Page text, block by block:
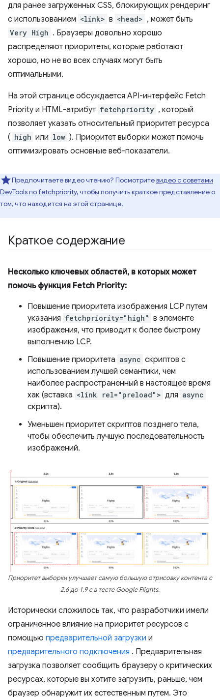
для ранее загруженных CSS, блокирующих рендеринг
с использованием <link> в <head> , может быть
Very High . Браузеры довольно хорошо
распределяют приоритеты, которые работают
хорошо, но не во всех случаях могут быть
оптимальными.
На этой странице обсуждается API-интерфейс Fetch
Priority и HTML-атрибут fetchpriority , который
позволяет указать относительный приоритет ресурса
( high или low ). Приоритет выборки может помочь
оптимизировать основные веб-показатели.
Предпочитаете видео чтению? Посмотритевидео с советами
DevTools по fetchpriority,чтобы получить краткое представление о
том, что находится на этой странице.
Краткое содержание
Несколько ключевых областей, в которых может
помочь функция Fetch Priority:
Повышение приоритета изображения LCP путем
указания fetchpriority="high" в элементе
изображения, что приводит к более быстрому
выполнению LCP.
Повышение приоритета async скриптов с
использованием лучшей семантики, чем
наиболее распространенный в настоящее время
хак (вставка <link rel="preload"> для async
скрипта).
Уменьшен приоритет скриптов позднего тела,
чтобы обеспечить лучшую последовательность
изображений.
Приоритет выборки улучшает самую большую отрисовку контента с
2,6 до 1,9 с в тесте Google Flights.
Исторически сложилось так, что разработчики имели
ограниченное влияние на приоритет ресурсов с
помощью предварительной загрузки и
предварительного подключения . Предварительная
загрузка позволяет сообщить браузеру о критических
ресурсах, которые вы хотите загрузить, раньше, чем
браузер обнаружит их естественным путем. Это